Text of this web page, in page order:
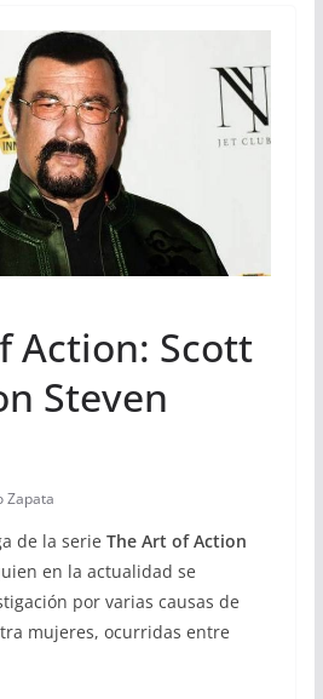
Action: Scott
Steven
Zapata
de la serie The Art of Action
en la actualidad se
por varias causas de
mujeres, ocurridas entre